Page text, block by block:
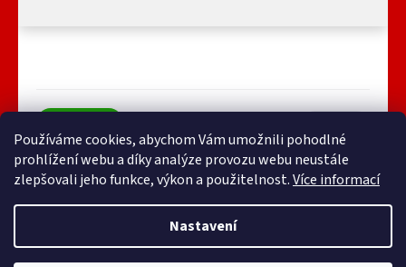
Používáme cookies, abychom Vám umožnili pohodlné
prohlížení webu a díky analýze provozu webu neustále
zlepšovali jeho funkce, výkon a použitelnost.Více informací
Nastavení